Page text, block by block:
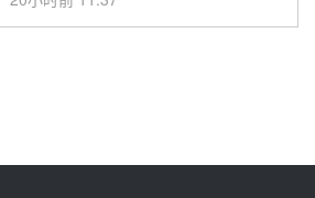
规模化助力构建绿色低碳电力供给